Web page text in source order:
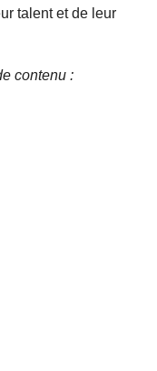
talent et de leur
contenu :